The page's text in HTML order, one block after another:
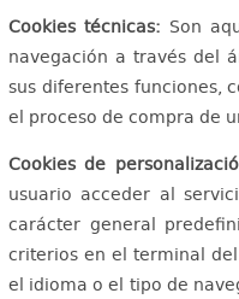
Cookies técnicas: Son
navegación a través del
sus diferentes funciones,
el proceso de compra de
Cookies de
usuario acceder al
carácter general
criterios en el terminal
el idioma o el tipo de